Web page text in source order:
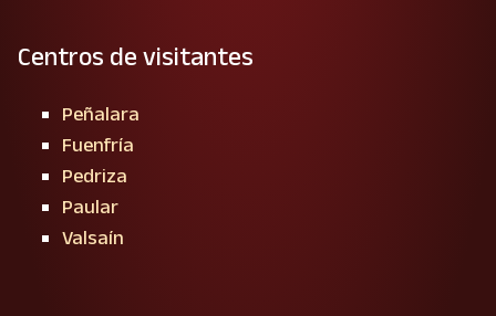
Centros de visitantes
Peñalara
Fuenfría
Pedriza
Paular
Valsaín